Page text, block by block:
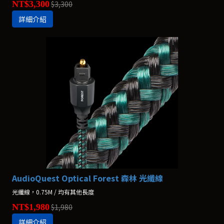
NT$3,300$3,300
詳細介紹
AudioQuest Optical Forest 森林 光纖線
光纖線，0.75M / 均有其他長度
NT$1,980$1,980
詳細介紹